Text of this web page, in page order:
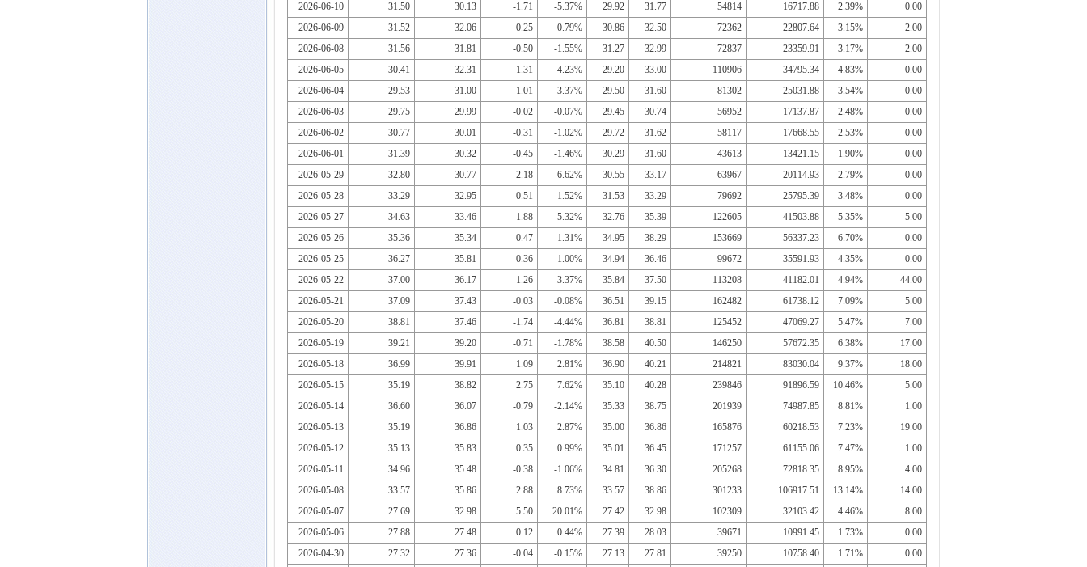
2026-06-10
31.50 30.13 -1.71 -5.37% 29.92 31.77 54814 16717.88 2.39%
0.00
2026-06-09
31.52 32.06 0.25 0.79% 30.86 32.50 72362 22807.64 3.15%
2.00
2026-06-08
31.56 31.81 -0.50 -1.55% 31.27 32.99 72837 23359.91 3.17%
2.00
2026-06-05
30.41 32.31 1.31 4.23% 29.20 33.00 110906 34795.34 4.83%
0.00
2026-06-04
29.53 31.00 1.01 3.37% 29.50 31.60 81302 25031.88 3.54%
0.00
2026-06-03
29.75 29.99 -0.02 -0.07% 29.45 30.74 56952 17137.87 2.48%
0.00
2026-06-02
30.77 30.01 -0.31 -1.02% 29.72 31.62 58117 17668.55 2.53%
0.00
2026-06-01
31.39 30.32 -0.45 -1.46% 30.29 31.60 43613 13421.15 1.90%
0.00
2026-05-29
32.80 30.77 -2.18 -6.62% 30.55 33.17 63967 20114.93 2.79%
0.00
2026-05-28
33.29 32.95 -0.51 -1.52% 31.53 33.29 79692 25795.39 3.48%
0.00
2026-05-27
34.63 33.46 -1.88 -5.32% 32.76 35.39 122605 41503.88 5.35%
5.00
2026-05-26
35.36 35.34 -0.47 -1.31% 34.95 38.29 153669 56337.23 6.70%
0.00
2026-05-25
36.27 35.81 -0.36 -1.00% 34.94 36.46 99672 35591.93 4.35%
0.00
2026-05-22
37.00 36.17 -1.26 -3.37% 35.84 37.50 113208 41182.01 4.94%
44.00
2026-05-21
37.09 37.43 -0.03 -0.08% 36.51 39.15 162482 61738.12 7.09%
5.00
2026-05-20
38.81 37.46 -1.74 -4.44% 36.81 38.81 125452 47069.27 5.47%
7.00
2026-05-19
39.21 39.20 -0.71 -1.78% 38.58 40.50 146250 57672.35 6.38%
17.00
2026-05-18
36.99 39.91 1.09 2.81% 36.90 40.21 214821 83030.04 9.37%
18.00
2026-05-15
35.19 38.82 2.75 7.62% 35.10 40.28 239846 91896.59 10.46%
5.00
2026-05-14
36.60 36.07 -0.79 -2.14% 35.33 38.75 201939 74987.85 8.81%
1.00
2026-05-13
35.19 36.86 1.03 2.87% 35.00 36.86 165876 60218.53 7.23%
19.00
2026-05-12
35.13 35.83 0.35 0.99% 35.01 36.45 171257 61155.06 7.47%
1.00
2026-05-11
34.96 35.48 -0.38 -1.06% 34.81 36.30 205268 72818.35 8.95%
4.00
2026-05-08
33.57 35.86 2.88 8.73% 33.57 38.86 301233 106917.51 13.14%
14.00
2026-05-07
27.69 32.98 5.50 20.01% 27.42 32.98 102309 32103.42 4.46%
8.00
2026-05-06
27.88 27.48 0.12 0.44% 27.39 28.03 39671 10991.45 1.73%
0.00
2026-04-30
27.32 27.36 -0.04 -0.15% 27.13 27.81 39250 10758.40 1.71%
0.00